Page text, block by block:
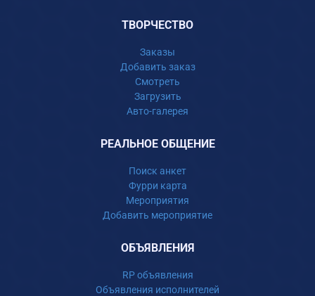
ТВОРЧЕСТВО
Заказы
Добавить заказ
Смотреть
Загрузить
Авто-галерея
РЕАЛЬНОЕ ОБЩЕНИЕ
Поиск анкет
Фурри карта
Мероприятия
Добавить мероприятие
ОБЪЯВЛЕНИЯ
RP объявления
Объявления исполнителей